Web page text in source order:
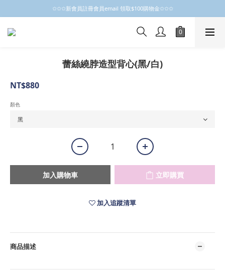
✩✩✩新會員註冊會員email 領取$100購物金✩✩✩
✩✩✩新會員註冊會員email 領取$100購物金✩✩✩
新會員制開跑摟，歡迎大家成為小粒子
蕾絲繞脖造型背心(黑/白)
NT$880
顏色
加入購物車 立即購買
加入追蹤清單
商品描述